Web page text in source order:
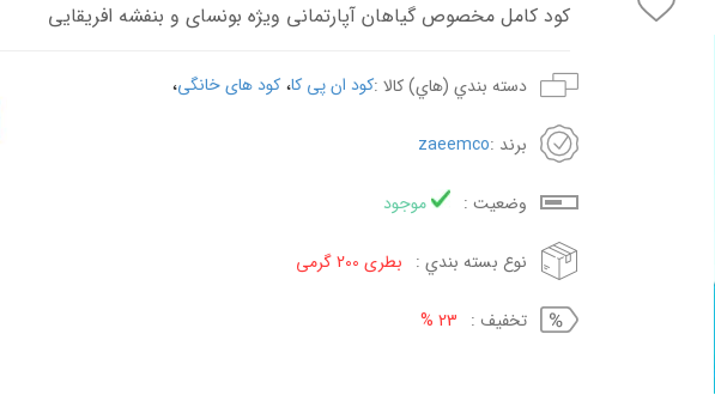
کود کامل مخصوص گیاهان آپارتمانی ویژه بونسای و بنفشه افریقایی
دسته بندي (هاي) کالا :کود ان پی کا، کود های خانگی،
برند :zaeemco
وضعيت : موجود
نوع بسته بندي : بطری 200 گرمی
تخفيف : 23 %